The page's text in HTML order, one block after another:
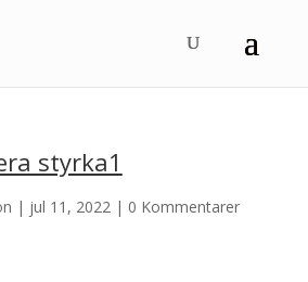
styrka1
| jul 11, 2022| 0 Kommentarer